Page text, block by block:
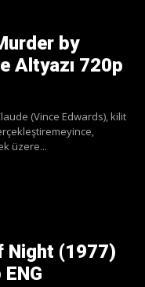
by
Altyazı 720p
(Vince Edwards), kilit
üzere...
Night (1977)